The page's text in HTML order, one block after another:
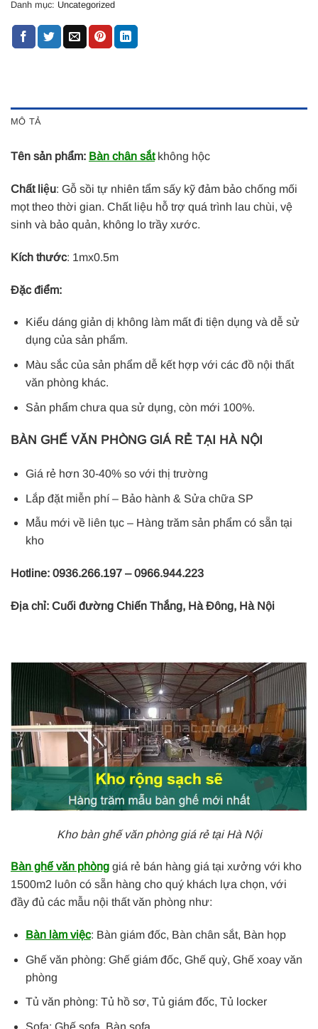
Danh mục: Uncategorized
MÔ TẢ
Tên sản phẩm: Bàn chân sắtkhông hộc
Chất liệu: Gỗ sồi tự nhiên tẩm sấy kỹ đảm bảo chống mối
mọt theo thời gian. Chất liệu hỗ trợ quá trình lau chùi, vệ
sinh và bảo quản, không lo trầy xước.
Kích thước: 1mx0.5m
Đặc điểm:
Kiểu dáng giản dị không làm mất đi tiện dụng và dễ sử
dụng của sản phẩm.
Màu sắc của sản phẩm dễ kết hợp với các đồ nội thất
văn phòng khác.
Sản phẩm chưa qua sử dụng, còn mới 100%.
BÀN GHẾ VĂN PHÒNG GIÁ RẺ TẠI HÀ NỘI
Giá rẻ hơn 30-40% so với thị trường
Lắp đặt miễn phí – Bảo hành & Sửa chữa SP
Mẫu mới về liên tục – Hàng trăm sản phẩm có sẵn tại
kho
Hotline: 0936.266.197 – 0966.944.223
Địa chỉ: Cuối đường Chiến Thắng, Hà Đông, Hà Nội
Kho bàn ghế văn phòng giá rẻ tại Hà Nội
Bàn ghế văn phòng giá rẻ bán hàng giá tại xưởng với kho
1500m2 luôn có sẵn hàng cho quý khách lựa chọn, với
đầy đủ các mẫu nội thất văn phòng như:
Bàn làm việc: Bàn giám đốc, Bàn chân sắt, Bàn họp
Ghế văn phòng: Ghế giám đốc, Ghế quỳ, Ghế xoay văn
phòng
Tủ văn phòng: Tủ hồ sơ, Tủ giám đốc, Tủ locker
Sofa: Ghế sofa, Bàn sofa